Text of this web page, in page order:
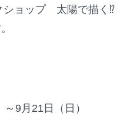
ショップ 太陽で描く⁉
9月21日（日）